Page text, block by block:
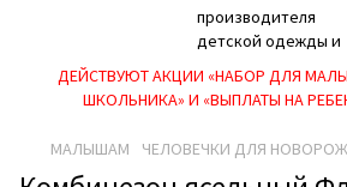
ДЕЙСТВУЮТ АКЦИИ «НАБОР ДЛЯ
ШКОЛЬНИКА» И «ВЫПЛАТЫ НА
МАЛЫШАМ ЧЕЛОВЕЧКИ ДЛЯ